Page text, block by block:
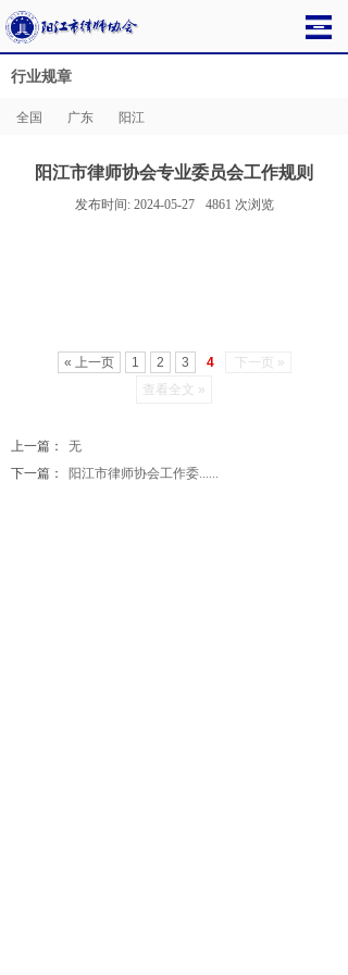
行业规章
全国 广东 阳江
阳江市律师协会专业委员会工作规则
发布时间: 2024-05-27 4861 次浏览
« 上一页 1 2 3 4
下一页 »
查看全文 »
上一篇：
无
下一篇：
阳江市律师协会工作委......